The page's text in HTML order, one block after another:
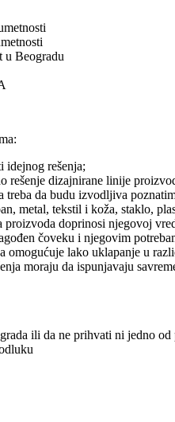
u Beogradu
idejnog rešenja;
rešenje dizajnirane linije
da budu izvodljiva
metal, tekstil i koža, staklo,
doprinosi njegovoj
čoveku i njegovim
omogućuje lako uklapanje u
moraju da ispunjavaju
ili da ne prihvati ni jedno od